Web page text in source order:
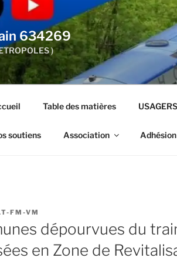
634269
)
Table des matières
soutiens Association Adhésion
FM-VM
dépourvues du
en Zone de